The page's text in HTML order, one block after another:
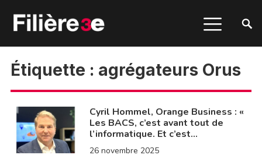
Étiquette : agrégateurs Orus
Cyril Hommel, Orange Business : «
Les BACS, c’est avant tout de
l’informatique. Et c’est…
26 novembre 2025